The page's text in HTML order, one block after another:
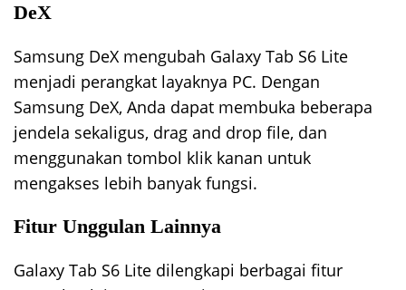
DeX
Samsung DeX mengubah Galaxy Tab S6 Lite
menjadi perangkat layaknya PC. Dengan
Samsung DeX, Anda dapat membuka beberapa
jendela sekaligus, drag and drop file, dan
menggunakan tombol klik kanan untuk
mengakses lebih banyak fungsi.
Fitur Unggulan Lainnya
Galaxy Tab S6 Lite dilengkapi berbagai fitur